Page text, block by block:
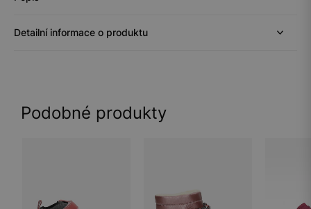
Detailní informace o produktu
Podobné produkty